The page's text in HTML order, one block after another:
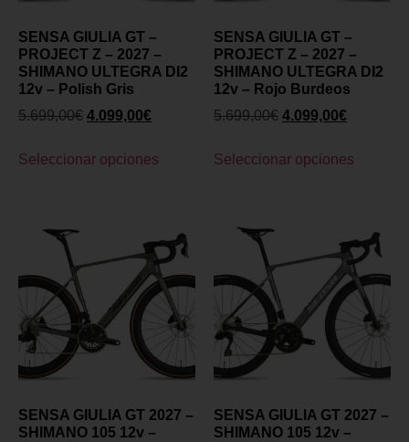
SENSA GIULIA GT –
PROJECT Z – 2027 –
SHIMANO ULTEGRA DI2
12v – Polish Gris
5.699,00€ 4.099,00€
Seleccionar opciones
SENSA GIULIA GT –
PROJECT Z – 2027 –
SHIMANO ULTEGRA DI2
12v – Rojo Burdeos
5.699,00€ 4.099,00€
Seleccionar opciones
SENSA GIULIA GT 2027 –
SHIMANO 105 12v –
SENSA GIULIA GT 2027 –
SHIMANO 105 12v –